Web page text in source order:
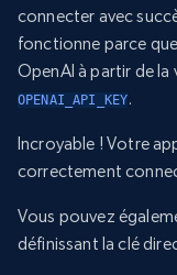
connecter avec
fonctionne parce
OpenAI à partir de la
OPENAI_API_KEY.
Incroyable ! Votre
correctement
Vous pouvez
définissant la clé